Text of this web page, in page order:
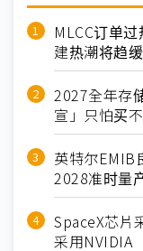
MLCC订单
建热潮将趋缓
2027全年存
宣」只怕买
英特尔
2028准时量
SpaceX芯
采用NVIDIA